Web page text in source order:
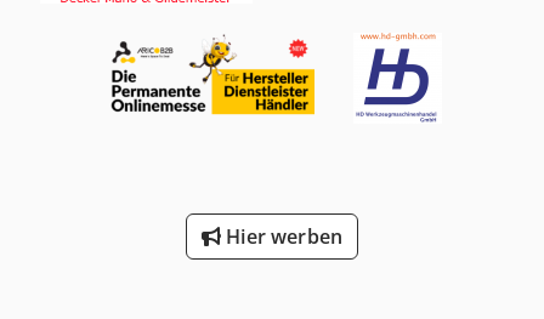
Hier werben